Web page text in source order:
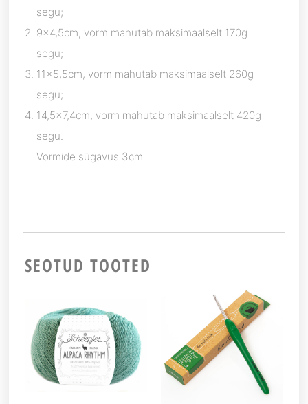
segu;
9×4,5cm, vorm mahutab maksimaalselt 170g
segu;
11×5,5cm, vorm mahutab maksimaalselt 260g
segu;
14,5×7,4cm, vorm mahutab maksimaalselt 420g
segu.
Vormide sügavus 3cm.
SEOTUD TOOTED